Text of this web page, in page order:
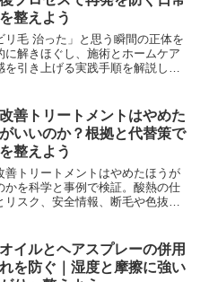
整えよう
リ毛 治った」と思う瞬間の正体を
に解きほぐし、施術とホームケア
を引き上げる実践手順を解説しま
善トリートメントはやめた
いいのか？根拠と代替策で
整えよう
善トリートメントはやめたほうが
かを科学と事例で検証。酸熱の仕
リスク、安全情報、断毛や色抜け
イルとヘアスプレーの併用
を防ぐ｜湿度と摩擦に強い